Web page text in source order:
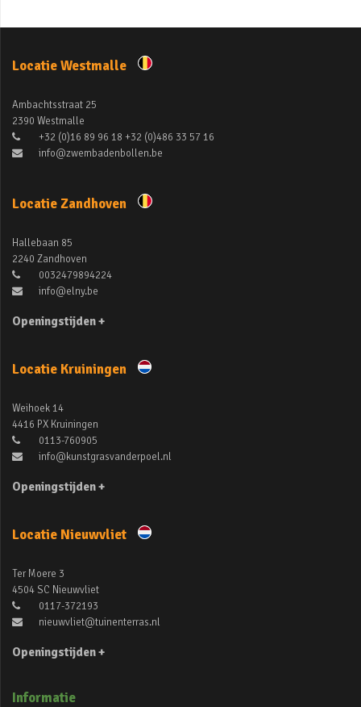
Locatie Westmalle
Ambachtsstraat 25
2390 Westmalle
+32 (0)16 89 96 18 +32 (0)486 33 57 16
info@zwembadenbollen.be
Locatie Zandhoven
Hallebaan 85
2240 Zandhoven
0032479894224
info@elny.be
Openingstijden +
Locatie Kruiningen
Weihoek 14
4416 PX Kruiningen
0113-760905
info@kunstgrasvanderpoel.nl
Openingstijden +
Locatie Nieuwvliet
Ter Moere 3
4504 SC Nieuwvliet
0117-372193
nieuwvliet@tuinenterras.nl
Openingstijden +
Informatie